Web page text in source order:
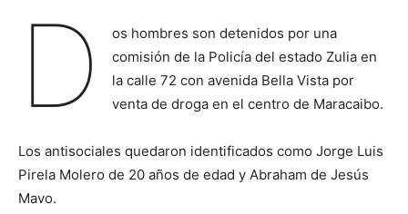
D
os hombres son detenidos por una
comisión de la Policía del estado Zulia en
la calle 72 con avenida Bella Vista por
venta de droga en el centro de Maracaibo.
Los antisociales quedaron identificados como Jorge Luis
Pirela Molero de 20 años de edad y Abraham de Jesús
Mavo.